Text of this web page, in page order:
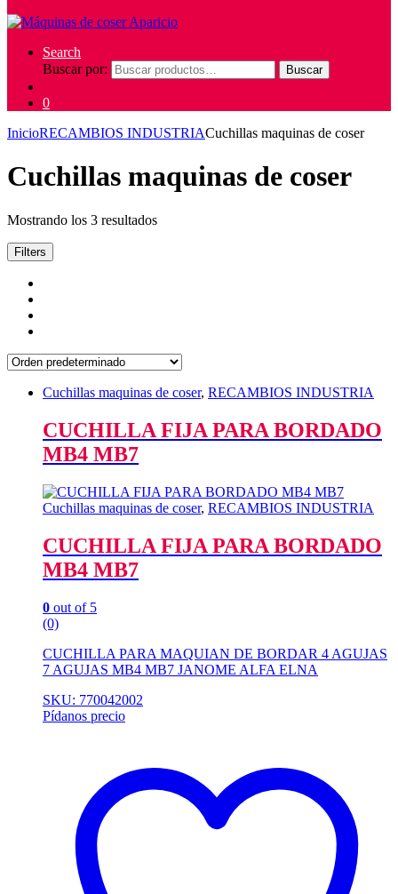
Search
Buscar por:
Buscar
0
InicioRECAMBIOS INDUSTRIACuchillas maquinas de coser
Cuchillas maquinas de coser
Mostrando los 3 resultados
Filters
Cuchillas maquinas de coser, RECAMBIOS INDUSTRIA
CUCHILLA FIJA PARA BORDADO
MB4 MB7
Cuchillas maquinas de coser, RECAMBIOS INDUSTRIA
CUCHILLA FIJA PARA BORDADO
MB4 MB7
0 out of 5
(0)
CUCHILLA PARA MAQUIAN DE BORDAR 4 AGUJAS
7 AGUJAS MB4 MB7 JANOME ALFA ELNA
SKU: 770042002
Pídanos precio